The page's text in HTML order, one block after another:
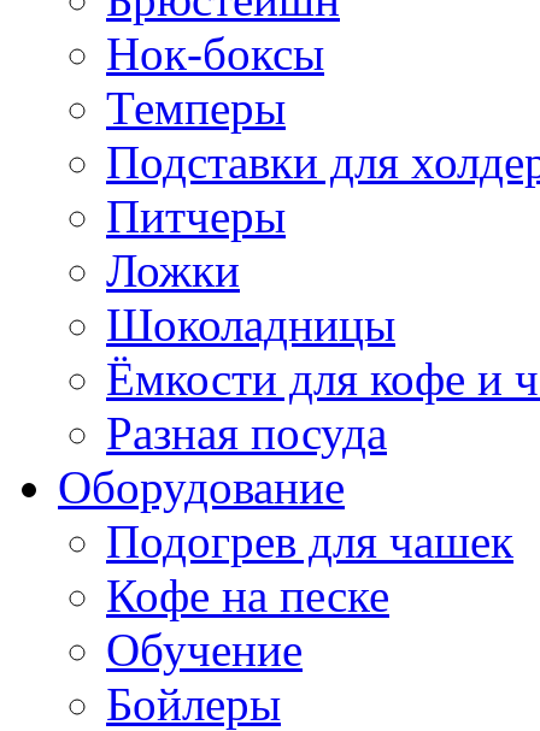
Нок-боксы
Темперы
Подставки для
Питчеры
Ложки
Шоколадницы
Ёмкости для кофе и
Разная посуда
Оборудование
Подогрев для чашек
Кофе на песке
Обучение
Бойлеры